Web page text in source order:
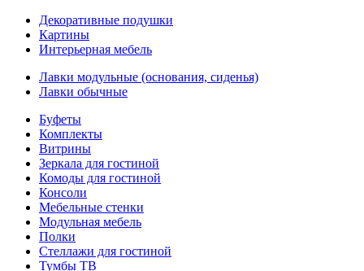
Декоративные подушки
Картины
Интерьерная мебель
Лавки модульные (основания, сиденья)
Лавки обычные
Буфеты
Комплекты
Витрины
Зеркала для гостиной
Комоды для гостиной
Консоли
Мебельные стенки
Модульная мебель
Полки
Стеллажи для гостиной
Тумбы ТВ